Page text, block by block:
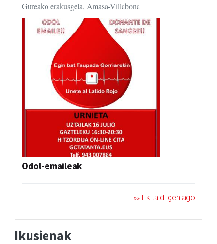
Gureako erakusgela, Amasa-Villabona
Odol-emaileak
»» Ekitaldi gehiago
Ikusienak